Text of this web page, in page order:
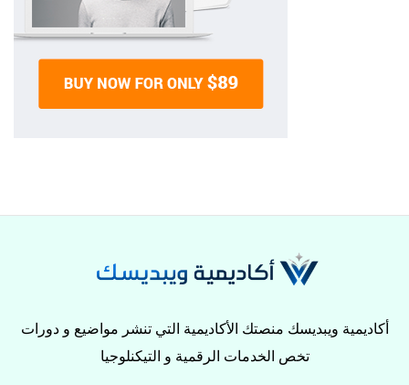
أكاديمية ويبديسك منصتك الأكاديمية التي تنشر مواضيع و دورات
تخص الخدمات الرقمية و التيكنلوجيا